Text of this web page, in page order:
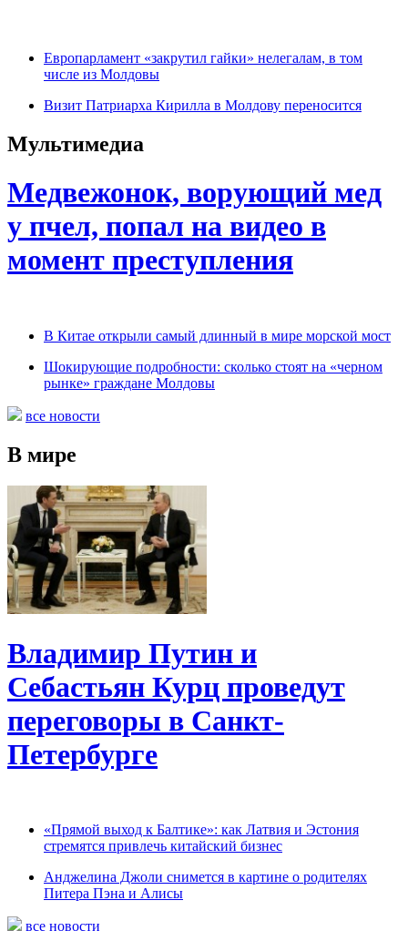
Европарламент «закрутил гайки» нелегалам, в том
числе из Молдовы
Визит Патриарха Кирилла в Молдову переносится
Мультимедиа
Медвежонок, ворующий мед
у пчел, попал на видео в
момент преступления
В Китае открыли самый длинный в мире морской мост
Шокирующие подробности: сколько стоят на «черном
рынке» граждане Молдовы
все новости
В мире
Владимир Путин и
Себастьян Курц проведут
переговоры в Санкт-
Петербурге
«Прямой выход к Балтике»: как Латвия и Эстония
стремятся привлечь китайский бизнес
Анджелина Джоли снимется в картине о родителях
Питера Пэна и Алисы
все новости